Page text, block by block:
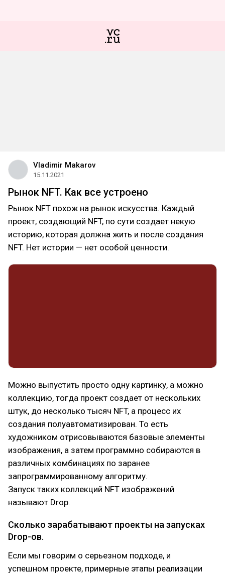
Vladimir Makarov
15.11.2021
Рынок NFT. Как все устроено
Рынок NFT похож на рынок искусства. Каждый
проект, создающий NFT, по сути создает некую
историю, которая должна жить и после создания
NFT. Нет истории — нет особой ценности.
Можно выпустить просто одну картинку, а можно
коллекцию, тогда проект создает от нескольких
штук, до несколько тысяч NFT, а процесс их
создания полуавтоматизирован. То есть
художником отрисовываются базовые элементы
изображения, а затем программно собираются в
различных комбинациях по заранее
запрограммированному алгоритму.
Запуск таких коллекций NFT изображений
называют Drop.
Сколько зарабатывают проекты на запусках
Drop-ов.
Если мы говорим о серьезном подходе, и
успешном проекте, примерные этапы реализации